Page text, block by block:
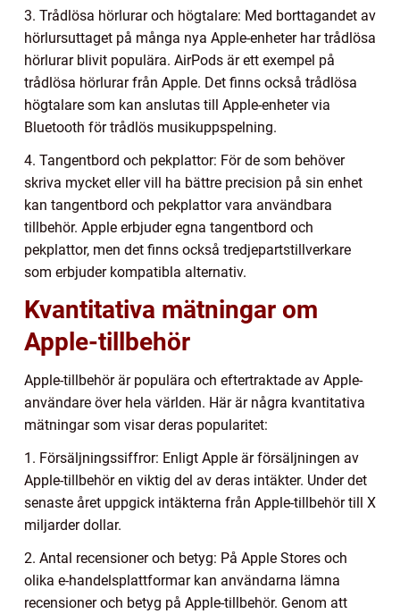
3. Trådlösa hörlurar och högtalare: Med borttagandet av
hörlursuttaget på många nya Apple-enheter har trådlösa
hörlurar blivit populära. AirPods är ett exempel på
trådlösa hörlurar från Apple. Det finns också trådlösa
högtalare som kan anslutas till Apple-enheter via
Bluetooth för trådlös musikuppspelning.
4. Tangentbord och pekplattor: För de som behöver
skriva mycket eller vill ha bättre precision på sin enhet
kan tangentbord och pekplattor vara användbara
tillbehör. Apple erbjuder egna tangentbord och
pekplattor, men det finns också tredjepartstillverkare
som erbjuder kompatibla alternativ.
Kvantitativa mätningar om
Apple-tillbehör
Apple-tillbehör är populära och eftertraktade av Apple-
användare över hela världen. Här är några kvantitativa
mätningar som visar deras popularitet:
1. Försäljningssiffror: Enligt Apple är försäljningen av
Apple-tillbehör en viktig del av deras intäkter. Under det
senaste året uppgick intäkterna från Apple-tillbehör till X
miljarder dollar.
2. Antal recensioner och betyg: På Apple Stores och
olika e-handelsplattformar kan användarna lämna
recensioner och betyg på Apple-tillbehör. Genom att